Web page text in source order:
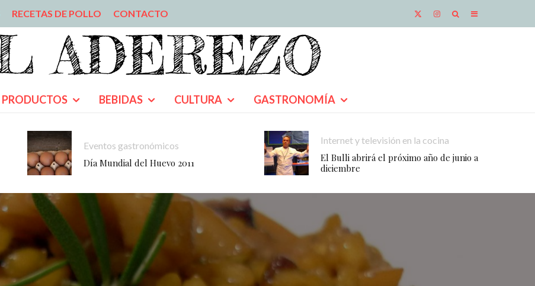
RECETAS DE POLLO CONTACTO
PRODUCTOS BEBIDAS CULTURA GASTRONOMÍA
Eventos gastronómicos
Día Mundial del Huevo 2011
Internet y televisión en la cocina
El Bulli abrirá el próximo año de junio a
diciembre